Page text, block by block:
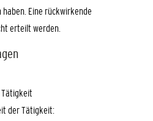
Eine rückwirkende
erteilt werden.
Tätigkeit
der Tätigkeit: